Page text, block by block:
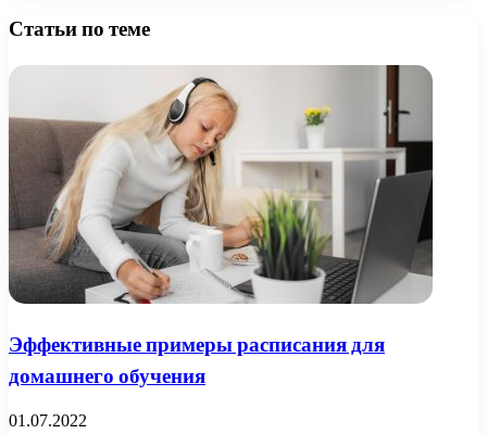
Статьи по теме
Эффективные примеры расписания для
домашнего обучения
01.07.2022